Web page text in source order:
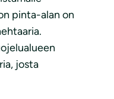
pinta-alan on
josta